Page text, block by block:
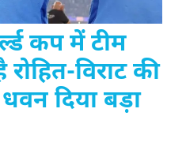
कप में टीम
विराट की
दिया बड़ा